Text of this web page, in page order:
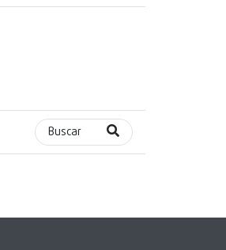
Buscar